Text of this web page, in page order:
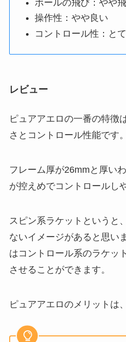
ボールの飛び：やや
操作性：やや良い
コントロール性：と
レビュー
ピュアアエロの一番の特徴
さとコントロール性能です。
フレーム厚が26mmと厚い
が控えめでコントロールし
スピン系ラケットというと
ないイメージがあると思い
はコントロール系のラケッ
させることができます。
ピュアアエロのメリットは、